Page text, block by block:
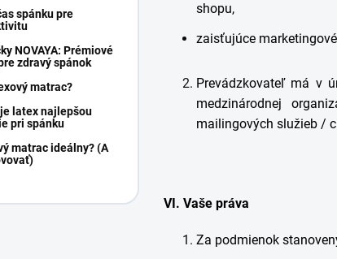
spánku pre
NOVAYA: Prémiové
zdravý spánok
matrac?
latex najlepšou
pri spánku
matrac ideálny? (A
shopu,
zaisťujúce
Prevádzkovateľ má v
medzinárodnej
mailingových služieb /
VI. Vaše práva
Za podmienok